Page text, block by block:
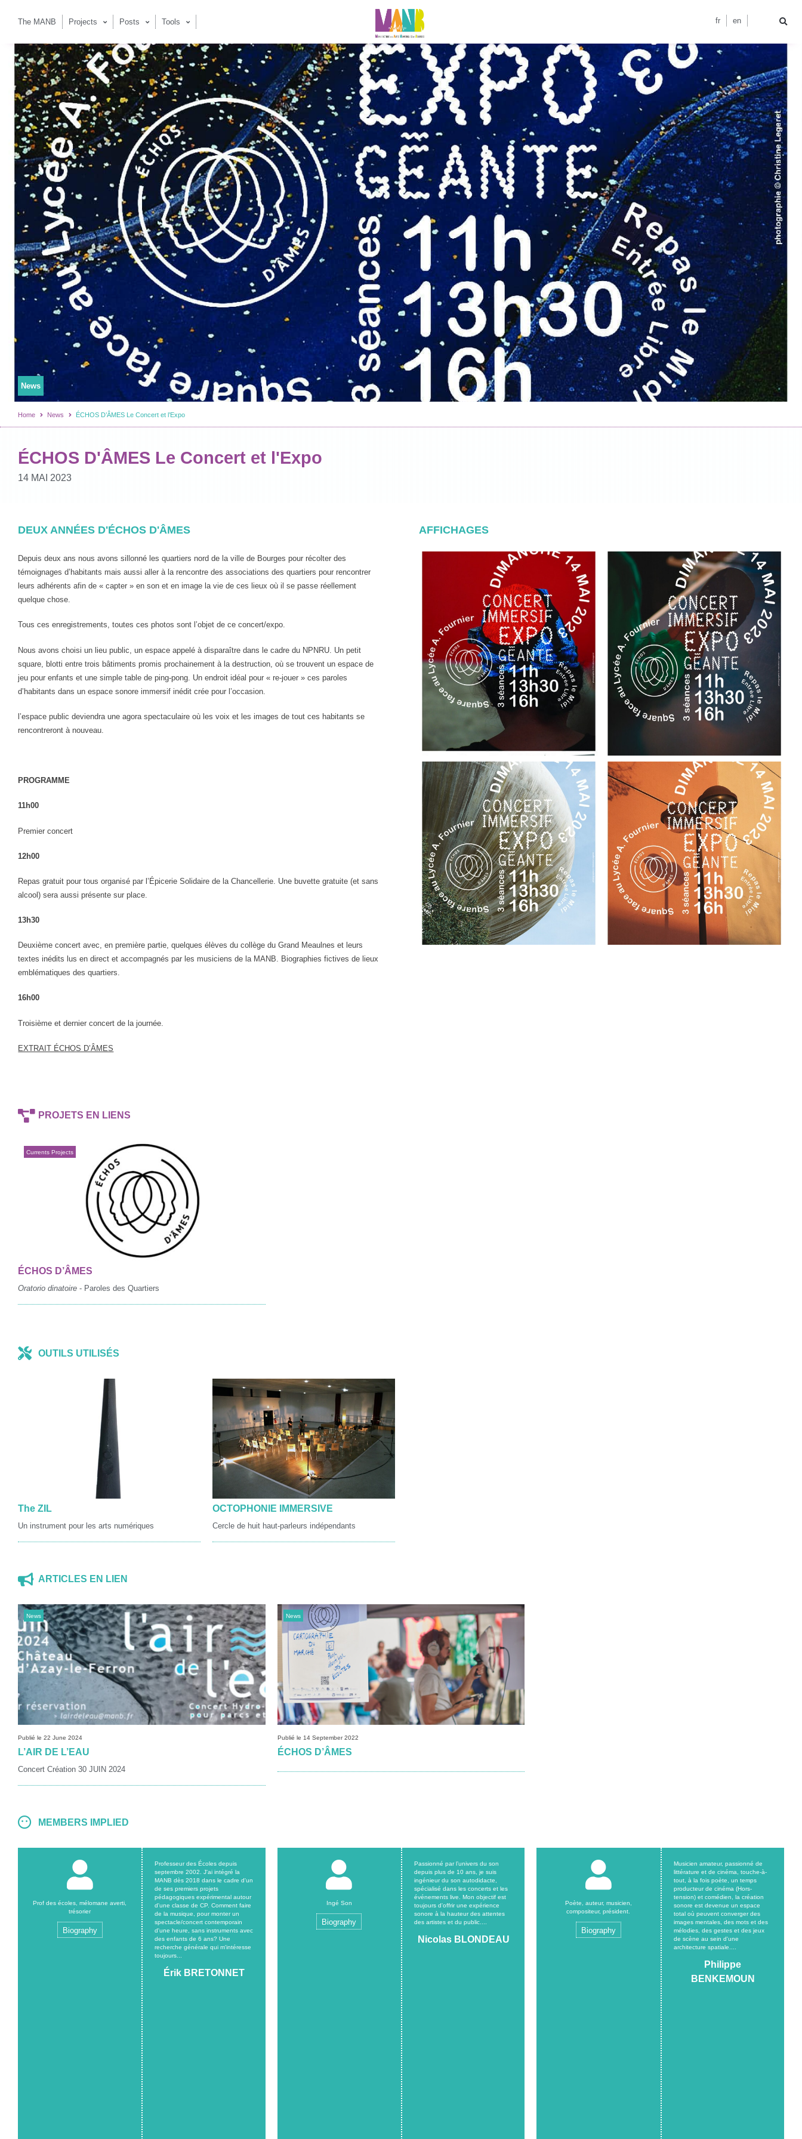
The MANB Projects Posts Tools fr en
News
Home News ÉCHOS D’ÂMES Le Concert et l’Expo
ÉCHOS D'ÂMES Le Concert et l'Expo
14 MAI 2023
DEUX ANNÉES D'ÉCHOS D'ÂMES
Depuis deux ans nous avons sillonné les quartiers nord de la ville de Bourges pour récolter des
témoignages d’habitants mais aussi aller à la rencontre des associations des quartiers pour rencontrer
leurs adhérents afin de « capter » en son et en image la vie de ces lieux où il se passe réellement
quelque chose.
Tous ces enregistrements, toutes ces photos sont l’objet de ce concert/expo.
Nous avons choisi un lieu public, un espace appelé à disparaître dans le cadre du NPNRU. Un petit
square, blotti entre trois bâtiments promis prochainement à la destruction, où se trouvent un espace de
jeu pour enfants et une simple table de ping-pong. Un endroit idéal pour « re-jouer » ces paroles
d’habitants dans un espace sonore immersif inédit crée pour l’occasion.
l’espace public deviendra une agora spectaculaire où les voix et les images de tout ces habitants se
rencontreront à nouveau.
PROGRAMME
11h00
Premier concert
12h00
Repas gratuit pour tous organisé par l’Épicerie Solidaire de la Chancellerie. Une buvette gratuite (et sans
alcool) sera aussi présente sur place.
13h30
Deuxième concert avec, en première partie, quelques élèves du collège du Grand Meaulnes et leurs
textes inédits lus en direct et accompagnés par les musiciens de la MANB. Biographies fictives de lieux
emblématiques des quartiers.
16h00
Troisième et dernier concert de la journée.
EXTRAIT ÉCHOS D’ÂMES
AFFICHAGES
PROJETS EN LIENS
Currents Projects
ÉCHOS D’ÂMES
Oratorio dinatoire - Paroles des Quartiers
OUTILS UTILISÉS
The ZIL
Un instrument pour les arts numériques
OCTOPHONIE IMMERSIVE
Cercle de huit haut-parleurs indépendants
ARTICLES EN LIEN
News
Publié le 22 June 2024
L’AIR DE L’EAU
Concert Création 30 JUIN 2024
News
Publié le 14 September 2022
ÉCHOS D’ÂMES
MEMBERS IMPLIED
Prof des écoles, mélomane averti,
trésorier
Biography
Professeur des Écoles depuis
septembre 2002. J'ai intégré la
MANB dès 2018 dans le cadre d'un
de ses premiers projets
pédagogiques expérimental autour
d'une classe de CP. Comment faire
de la musique, pour monter un
spectacle/concert contemporain
d'une heure, sans instruments avec
des enfants de 6 ans? Une
recherche générale qui m'intéresse
toujours...
Érik BRETONNET
Ingé Son
Biography
Passionné par l’univers du son
depuis plus de 10 ans, je suis
ingénieur du son autodidacte,
spécialisé dans les concerts et les
événements live. Mon objectif est
toujours d'offrir une expérience
sonore à la hauteur des attentes
des artistes et du public....
Nicolas BLONDEAU
Poète, auteur, musicien,
compositeur, président.
Biography
Musicien amateur, passionné de
littérature et de cinéma, touche-à-
tout, à la fois poète, un temps
producteur de cinéma (Hors-
tension) et comédien, la création
sonore est devenue un espace
total où peuvent converger des
images mentales, des mots et des
mélodies, des gestes et des jeux
de scène au sein d'une
architecture spatiale....
Philippe
BENKEMOUN